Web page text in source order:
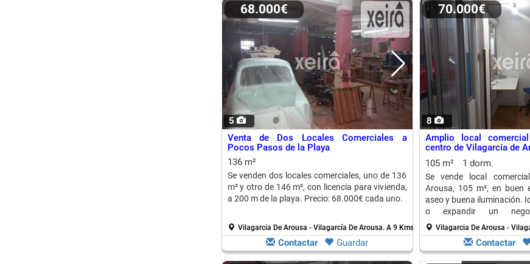
5
68.000€
Venta de Dos Locales Comerciales a
Pocos Pasos de la Playa
136 m²
Se venden dos locales comerciales, uno de 136
m² y otro de 146 m², con licencia para vivienda,
a 200 m de la playa. Precio: 68.000€ cada uno.
Vilagarcia De Arousa - Vilagarcía De Arousa. A 9 Kms. de Isla De Arosa
Contactar Guardar
8
70.000€
Amplio local
centro de Vilagarcía de
105 m²
1 dorm.
Se vende local
Arousa, 105 m², en buen
aseo y buena iluminación.
o expandir un
estratégica.
Vilagarcia De Arousa -
Contactar